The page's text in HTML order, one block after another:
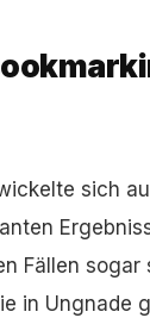
sich
Fällen sogar
in Ungnade